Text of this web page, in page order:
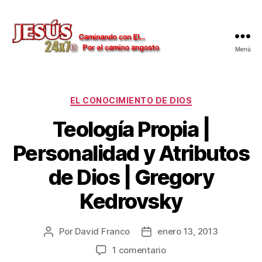
Menú
Categorías
EL CONOCIMIENTO DE DIOS
Teología Propia |
Personalidad y Atributos
de Dios | Gregory
Kedrovsky
Autor
Por David Franco
Fecha
de
enero 13, 2013
1 comentarioen